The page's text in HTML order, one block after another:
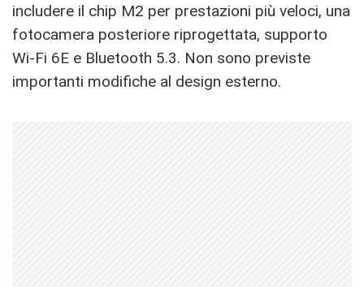
includere il chip M2 per prestazioni più veloci, una
fotocamera posteriore riprogettata, supporto
Wi-Fi 6E e Bluetooth 5.3. Non sono previste
importanti modifiche al design esterno.